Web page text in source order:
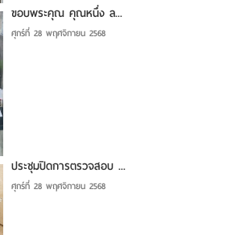
ขอบพระคุณ คุณหนึ่ง ล...
ศุกร์ที่ 28 พฤศจิกายน 2568
ประชุมปิดการตรวจสอบ ...
ศุกร์ที่ 28 พฤศจิกายน 2568